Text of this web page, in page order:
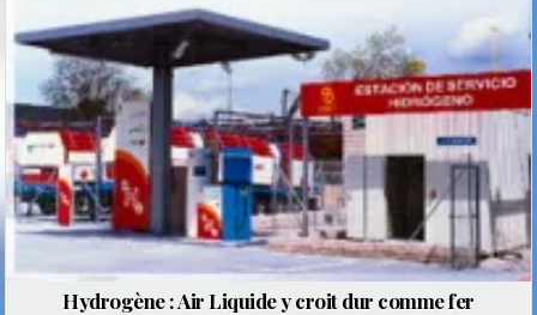
in
Hydrogène : Air Liquide y croit dur comme fer